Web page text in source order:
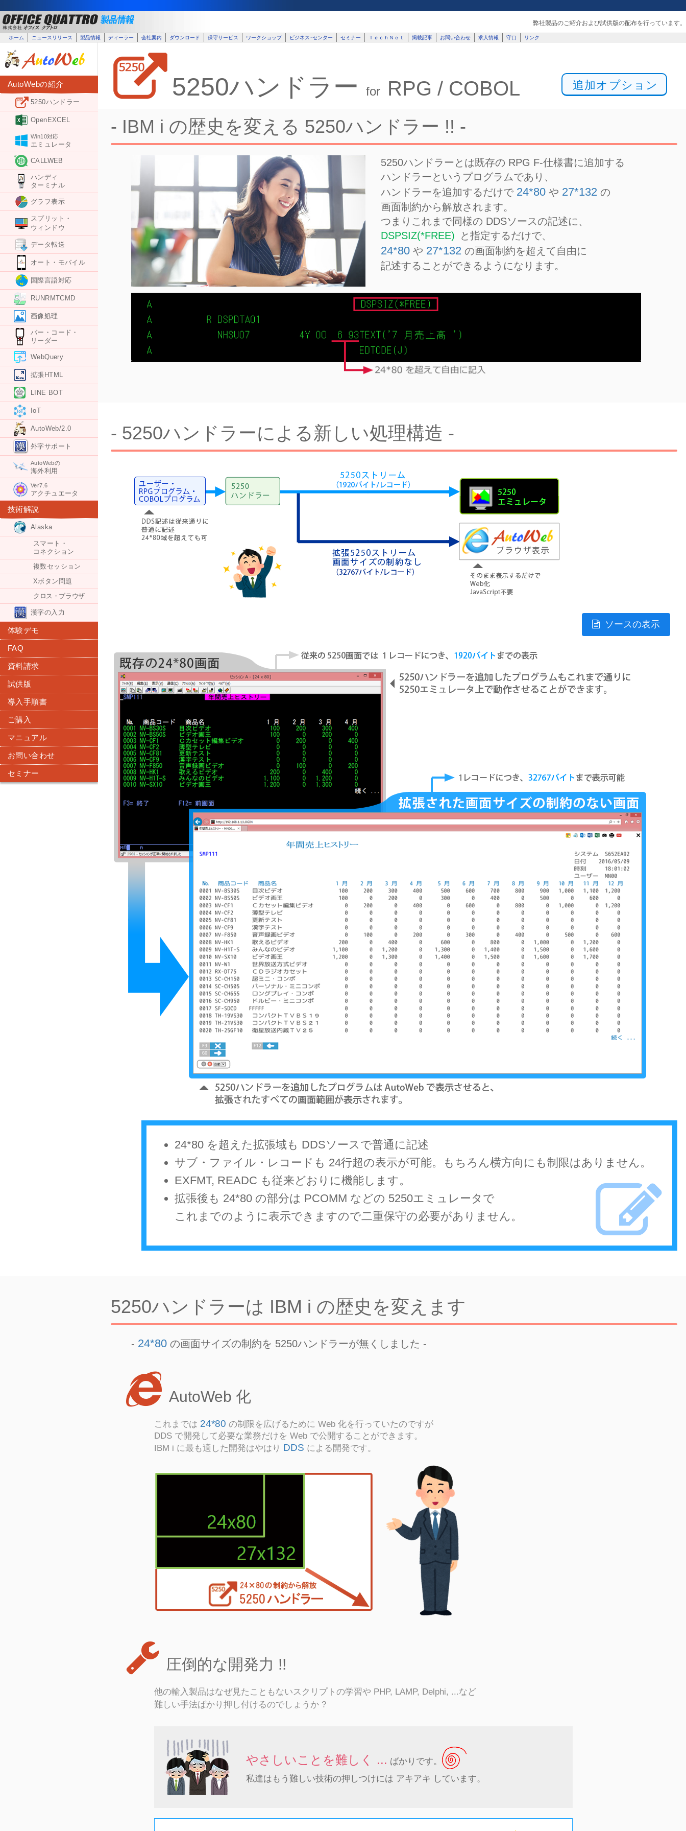
弊社製品のご紹介および試供版の配布を行っています。
ホーム ニュースリリース 製品情報 ディーラー 会社案内 ダウンロード 保守サービス ワークショップ ビジネス･センター セミナー ＴｅｃｈＮｅｔ 掲載記事 お問い合わせ 求人情報 守口 リンク
AutoWebの紹介
5250ハンドラー
OpenEXCEL
Win10対応
エミュレータ
CALLWEB
ハンディ
ターミナル
グラフ表示
スプリット・
ウィンドウ
データ転送
オート・モバイル
国際言語対応
RUNRMTCMD
画像処理
バー・コード・
リーダー
WebQuery
拡張HTML
LINE BOT
IoT
AutoWeb/2.0
外字サポート
AutoWebの
海外利用
Ver7.6
アクチュエータ
技術解説
Alaska
スマート・
コネクション
複数セッション
Xボタン問題
クロス・ブラウザ
漢字の入力
体験デモ
FAQ
資料請求
試供版
導入手順書
ご購入
マニュアル
お問い合わせ
セミナー
5250ハンドラー for RPG / COBOL 追加オプション
- IBM i の歴史を変える 5250ハンドラー !! -
5250ハンドラーとは既存の RPG F-仕様書に追加する
ハンドラーというプログラムであり、
ハンドラーを追加するだけで 24*80や 27*132 の
画面制約から解放されます。
つまりこれまで同様の DDSソースの記述に、
DSPSIZ(*FREE)
と指定するだけで、
24*80や 27*132 の画面制約を超えて自由に
記述することができるようになります。
- 5250ハンドラーによる新しい処理構造 -
ソースの表示
24*80 を超えた拡張域も DDSソースで普通に記述
サブ・ファイル・レコードも 24行超の表示が可能。もちろん横方向にも制限はありません。
EXFMT, READC も従来どおりに機能します。
拡張後も 24*80 の部分は PCOMM などの 5250エミュレータで
これまでのように表示できますので二重保守の必要がありません。
5250ハンドラーは IBM i の歴史を変えます
- 24*80 の画面サイズの制約を 5250ハンドラーが無くしました -
AutoWeb 化
これまでは 24*80 の制限を広げるために Web 化を行っていたのですが
DDS で開発して必要な業務だけを Web で公開することができます。
IBM i に最も適した開発はやはり DDS による開発です。
圧倒的な開発力 !!
他の輸入製品はなぜ見たこともないスクリプトの学習や PHP, LAMP, Delphi, ...など
難しい手法ばかり押し付けるのでしょうか ?
やさしいことを難しく ... ばかりです。
私達はもう難しい技術の押しつけには アキアキ しています。